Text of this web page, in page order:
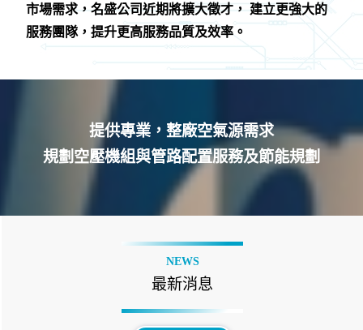
市場需求，名盛公司近期將擴大徵才， 建立更強大的
服務團隊，提升更高服務品質及效率。
提供專業，整廠空氣源需求
規劃空壓機組與管路配置服務及節能規劃
NEWS
最新消息